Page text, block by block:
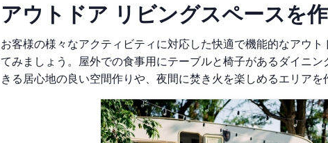
アウトドア リビングスペースを
お客様の様々なアクティビティに対応した快適で機能的なアウ
てみましょう。屋外での食事用にテーブルと椅子があるダイニ
きる居心地の良い空間作りや、夜間に焚き火を楽しめるエリアを